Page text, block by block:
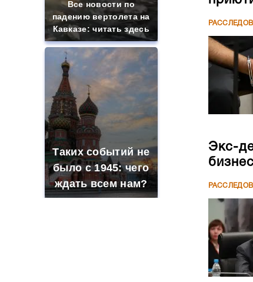
Все новости по
падению вертолета на
Кавказе: читать здесь
Таких событий не
было с 1945: чего
ждать всем нам?
Экс-